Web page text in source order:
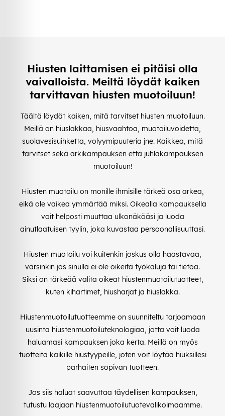
Hiusten laittamisen ei pitäisi olla
vaivalloista. Meiltä löydät kaiken
tarvittavan hiusten muotoiluun!
Täältä löydät kaiken, mitä tarvitset hiusten muotoiluun.
Meillä on hiuslakkaa, hiusvaahtoa, muotoiluvoidetta,
suolavesisuihketta, volyymipuuteria jne. Kaikkea, mitä
tarvitset sekä arkikampauksen että juhlakampauksen
muotoiluun!
Hiusten muotoilu on monille ihmisille tärkeä osa arkea,
eikä ole vaikea ymmärtää miksi. Oikealla kampauksella
voit helposti muuttaa ulkonäköäsi ja luoda
ainutlaatuisen tyylin, joka kuvastaa persoonallisuuttasi.
Hiusten muotoilu voi kuitenkin joskus olla haastavaa,
varsinkin jos sinulla ei ole oikeita työkaluja tai tietoa.
Siksi on tärkeää valita oikeat hiustenmuotoilutuotteet,
kuten kihartimet, hiusharjat ja hiuslakka.
Hiustenmuotoilutuotteemme on suunniteltu tarjoamaan
uusinta hiustenmuotoiluteknologiaa, jotta voit luoda
haluamasi kampauksen joka kerta. Meillä on myös
tuotteita kaikille hiustyypeille, joten voit löytää hiuksillesi
parhaiten sopivan tuotteen.
Jos siis haluat saavuttaa täydellisen kampauksen,
tutustu laajaan hiustenmuotoilutuotevalikoimaamme.